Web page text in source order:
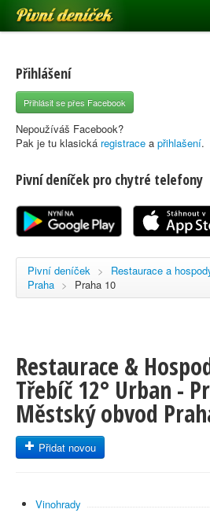
Pivní deníček
Pivní mapa
Pivní značky
Nápověda
Registrace
Přihlášení
Přihlásit se přes Facebook
Nepoužíváš Facebook?
Pak je tu klasická registrace a přihlašení.
Pivní deníček pro chytré telefony
Pivní deníček > Restaurace a
Praha > Praha 10
Restaurace &
Třebíč 12° Urban -
Městský obvod
Přidat novou
Vinohrady